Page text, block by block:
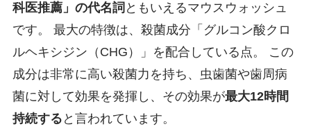
科医推薦」の代名詞 ともいえるマウスウォッシュ
です。 最大の特徴は、殺菌成分「グルコン酸クロ
ルヘキシジン（CHG）」を配合している点。 この
成分は非常に高い殺菌力を持ち、虫歯菌や歯周病
菌に対して効果を発揮し、その効果が最大12時間
持続する と言われています。